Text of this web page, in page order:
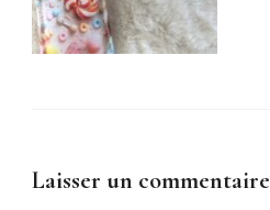
Laisser un commentaire